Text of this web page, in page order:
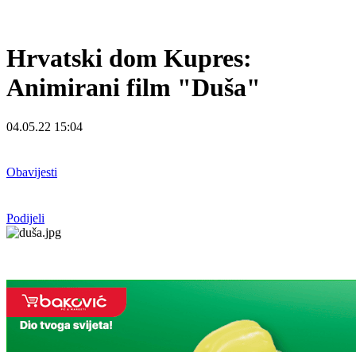
Hrvatski dom Kupres:
Animirani film "Duša"
04.05.22 15:04
Obavijesti
Podijeli